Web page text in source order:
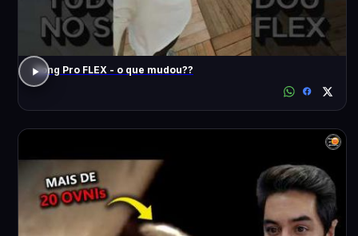
Song Pro FLEX - o que mudou??